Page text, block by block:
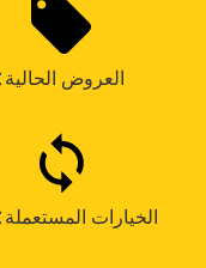
العروض الحالية
الخيارات المستعملة